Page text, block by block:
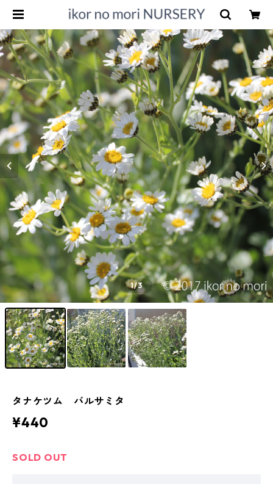
1/3
タナケツム バルサミタ
¥440
SOLD OUT